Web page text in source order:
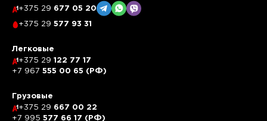
+375 29 677 05 20
+375 29 577 93 31
Легковые
+375 29 122 77 17
+7 967 555 00 65 (РФ)
Грузовые
+375 29 667 00 22
+7 995 577 66 17 (РФ)